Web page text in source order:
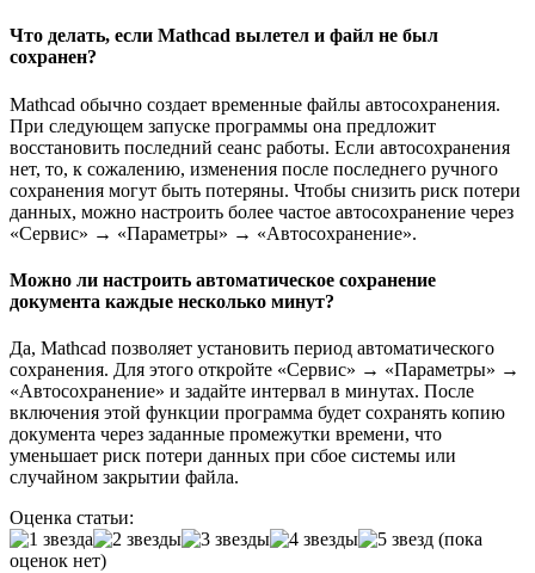
Что делать, если Mathcad вылетел и файл не был
сохранен?
Mathcad обычно создает временные файлы автосохранения.
При следующем запуске программы она предложит
восстановить последний сеанс работы. Если автосохранения
нет, то, к сожалению, изменения после последнего ручного
сохранения могут быть потеряны. Чтобы снизить риск потери
данных, можно настроить более частое автосохранение через
«Сервис» → «Параметры» → «Автосохранение».
Можно ли настроить автоматическое сохранение
документа каждые несколько минут?
Да, Mathcad позволяет установить период автоматического
сохранения. Для этого откройте «Сервис» → «Параметры» →
«Автосохранение» и задайте интервал в минутах. После
включения этой функции программа будет сохранять копию
документа через заданные промежутки времени, что
уменьшает риск потери данных при сбое системы или
случайном закрытии файла.
Оценка статьи:
(пока
оценок нет)